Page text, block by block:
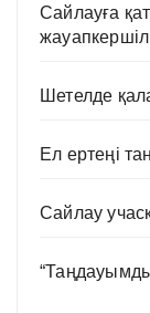
Сайлауға
Шетелде
Ел ертеңі
Сайлау